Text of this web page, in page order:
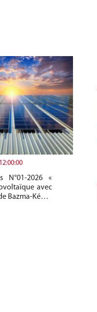
N°01-2026 «
avec
Bazma-Ké…